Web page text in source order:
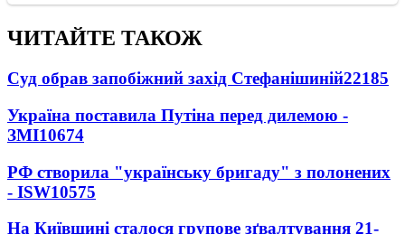
ЧИТАЙТЕ ТАКОЖ
Суд обрав запобіжний захід Стефанішиній22185
Україна поставила Путіна перед дилемою -
ЗМІ10674
РФ створила "українську бригаду" з полонених
- ISW10575
На Київщині сталося групове зґвалтування 21-